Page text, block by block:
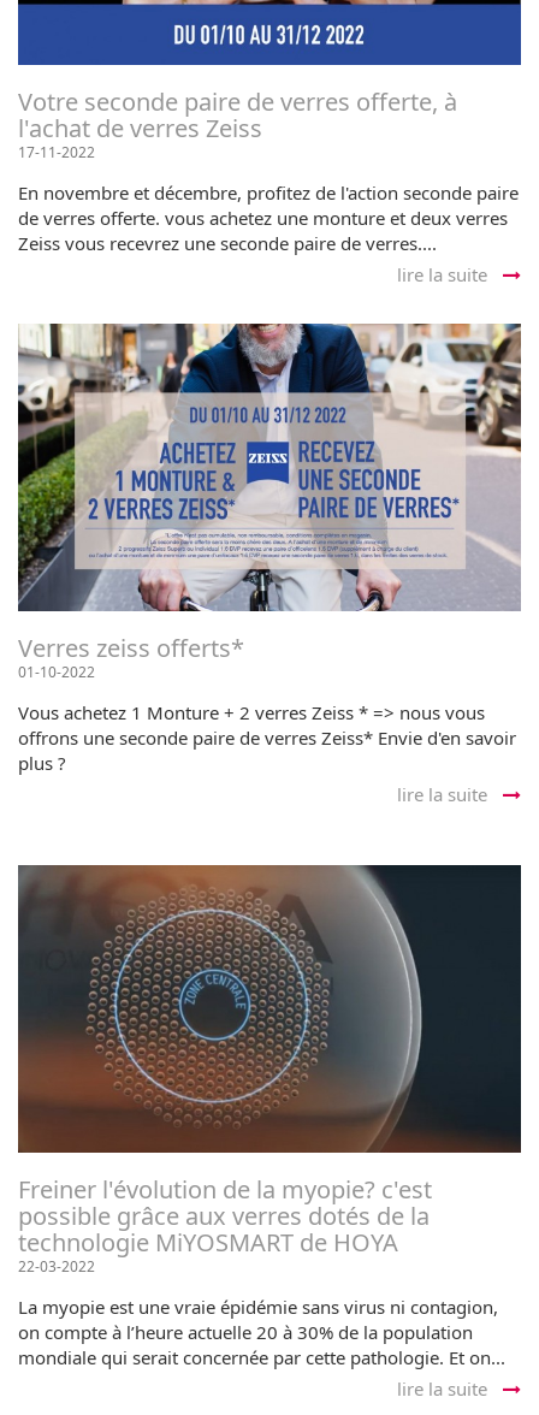
Votre seconde paire de verres offerte, à
l'achat de verres Zeiss
17-11-2022
En novembre et décembre, profitez de l'action seconde paire
de verres offerte. vous achetez une monture et deux verres
Zeiss vous recevrez une seconde paire de verres....
lire la suite
Verres zeiss offerts*
01-10-2022
Vous achetez 1 Monture + 2 verres Zeiss * => nous vous
offrons une seconde paire de verres Zeiss* Envie d'en savoir
plus ?
lire la suite
Freiner l'évolution de la myopie? c'est
possible grâce aux verres dotés de la
technologie MiYOSMART de HOYA
22-03-2022
La myopie est une vraie épidémie sans virus ni contagion,
on compte à l’heure actuelle 20 à 30% de la population
mondiale qui serait concernée par cette pathologie. Et on...
lire la suite